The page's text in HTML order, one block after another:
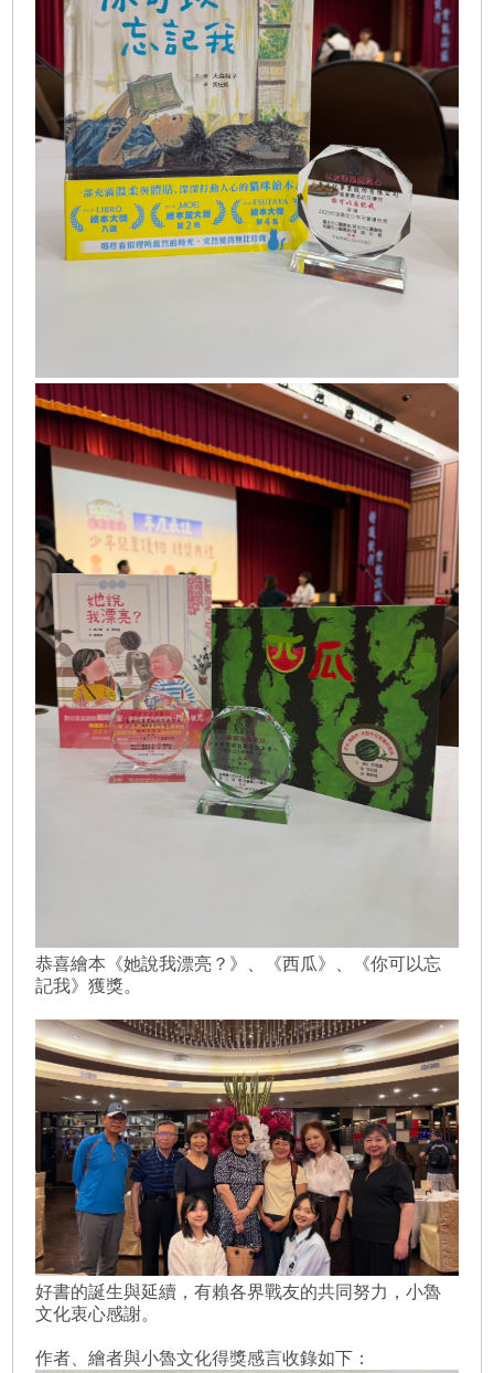
恭喜繪本《她說我漂亮？》、《西瓜》、《你可以忘
記我》獲獎。
好書的誕生與延續，有賴各界戰友的共同努力，小魯
文化衷心感謝。
作者、繪者與小魯文化得獎感言收錄如下：